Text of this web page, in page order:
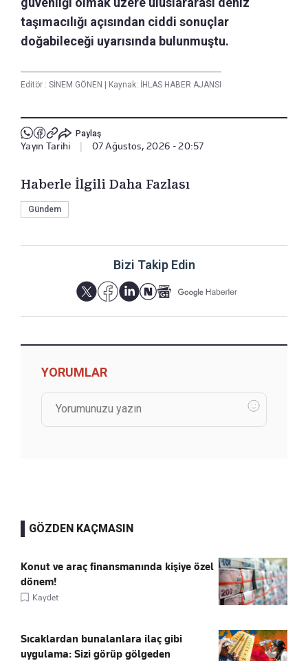
taşımacılığı açısından ciddi sonuçlar
doğabileceği uyarısında bulunmuştu.
Editör : SİNEM GÖNEN Kaynak: İHLAS HABER AJANSI
Paylaş
Yayın Tarihi 07 Ağustos, 2026 - 20:57
Haberle İlgili Daha Fazlası
Gündem
Bizi Takip Edin
YORUMLAR
GÖZDEN KAÇMASIN
Konut ve araç finansmanında kişiye özel
dönem!
Kaydet
Sıcaklardan bunalanlara ilaç gibi
uygulama: Sizi görüp gölgeden